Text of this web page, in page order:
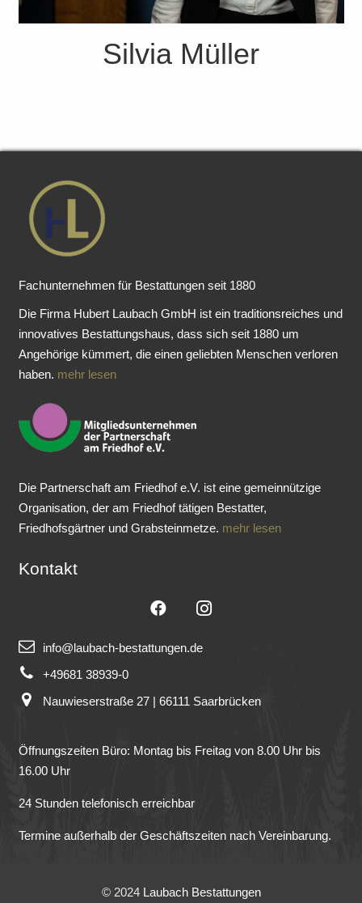
Silvia Müller
Fachunternehmen für Bestattungen seit 1880
Die Firma Hubert Laubach GmbH ist ein traditionsreiches und
innovatives Bestattungshaus, dass sich seit 1880 um
Angehörige kümmert, die einen geliebten Menschen verloren
haben. mehr lesen
Die Partnerschaft am Friedhof e.V. ist eine gemeinnützige
Organisation, der am Friedhof tätigen Bestatter,
Friedhofsgärtner und Grabsteinmetze. mehr lesen
Kontakt
info@laubach-bestattungen.de
+49681 38939-0
Nauwieserstraße 27 | 66111 Saarbrücken
Öffnungszeiten Büro: Montag bis Freitag von 8.00 Uhr bis
16.00 Uhr
24 Stunden telefonisch erreichbar
Termine außerhalb der Geschäftszeiten nach Vereinbarung.
© 2024 Laubach Bestattungen